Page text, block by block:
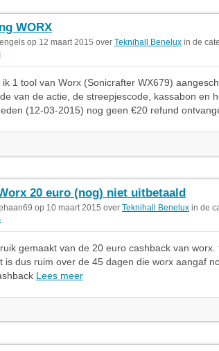
WORX
op 12 maart 2015 over Teknihall Benelux in de
1 tool van Worx (Sonicrafter WX679)
van de actie, de streepjescode, kassabon en
(12-03-2015) nog geen €20 refund
20 euro (nog) niet uitbetaald
op 10 maart 2015 over Teknihall Benelux in de
gemaakt van de 20 euro cashback van
is dus ruim over de 45 dagen die worx aangaf
Lees meer